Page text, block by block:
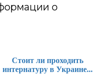
о
Стоит ли проходить
интернатуру в Украине...